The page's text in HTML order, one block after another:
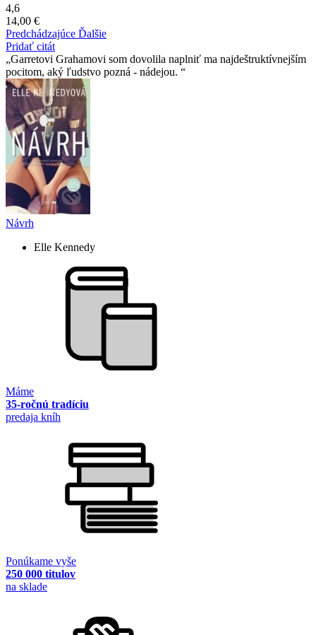
4,6
14,00 €
Predchádzajúce Ďalšie
Pridať citát
Garretovi Grahamovi som dovolila naplniť ma najdeštruktívnejším
pocitom, aký ľudstvo pozná - nádejou.
Návrh
Elle Kennedy
Máme
35-ročnú tradíciu
predaja kníh
Ponúkame vyše
250 000 titulov
na sklade